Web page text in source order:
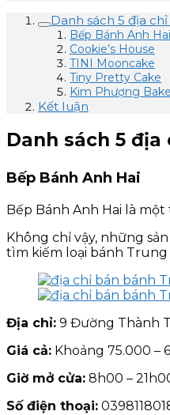
Danh sách 5 địa
Bếp Bánh Anh Hai
Cookie’s House
TINI Mooncake
Tiny Pretty Cake
Kim Phượng
Kết luận
Danh sách 5
Bếp Bánh Anh Hai
Bếp Bánh Anh Hai là
Không chỉ vậy, những
tìm kiếm loại bánh
Địa chỉ: 9 Đường Thành
Giá cả: Khoảng 75.000 –
Giờ mở cửa: 8h00 –
Số điện thoại: